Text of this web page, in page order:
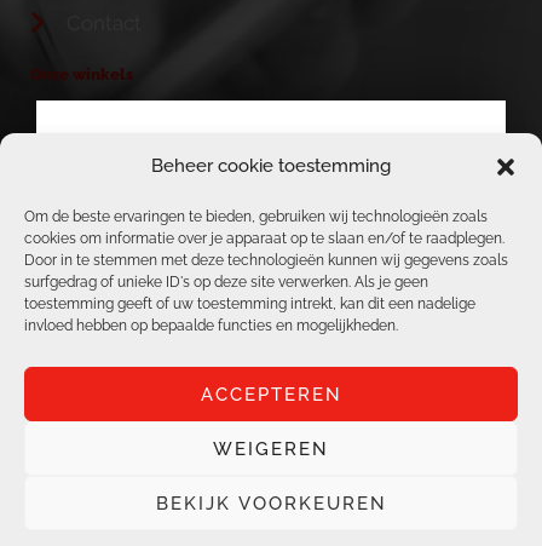
Beheer cookie toestemming
Om de beste ervaringen te bieden, gebruiken wij technologieën zoals
cookies om informatie over je apparaat op te slaan en/of te raadplegen.
Door in te stemmen met deze technologieën kunnen wij gegevens zoals
surfgedrag of unieke ID's op deze site verwerken. Als je geen
toestemming geeft of uw toestemming intrekt, kan dit een nadelige
invloed hebben op bepaalde functies en mogelijkheden.
ACCEPTEREN
WEIGEREN
BEKIJK VOORKEUREN
Onze winkels
TELENET & BASE AARSCHOT
TELENET & BASE BOORTMEERBEEK
Privacybeleid|Cookiebeleid
BERICHT VAN ACS, TELENET, BASE &
REPAIR CENTER TEAM
GESLOTEN WEGENS
JAARLIJKS
VERLOF
VANAF 03/08/2026
T.E.M. 17/08/2026
ZIJN WIJ GESLOTEN.
Al onze vestigingen staan 18/08/2024 terug
ter uwer beschikking!